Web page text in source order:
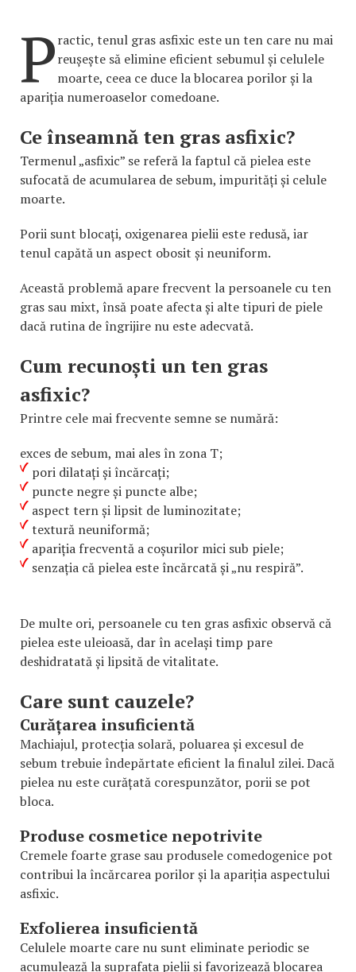
Practic, tenul gras asfixic este un ten care nu mai
reușește să elimine eficient sebumul și celulele
moarte, ceea ce duce la blocarea porilor și la
apariția numeroaselor comedoane.
Ce înseamnă ten gras asfixic?
Termenul „asfixic” se referă la faptul că pielea este
sufocată de acumularea de sebum, impurități și celule
moarte.
Porii sunt blocați, oxigenarea pielii este redusă, iar
tenul capătă un aspect obosit și neuniform.
Această problemă apare frecvent la persoanele cu ten
gras sau mixt, însă poate afecta și alte tipuri de piele
dacă rutina de îngrijire nu este adecvată.
Cum recunoști un ten gras
asfixic?
Printre cele mai frecvente semne se numără:
exces de sebum, mai ales în zona T;
pori dilatați și încărcați;
puncte negre și puncte albe;
aspect tern și lipsit de luminozitate;
textură neuniformă;
apariția frecventă a coșurilor mici sub piele;
senzația că pielea este încărcată și „nu respiră”.
De multe ori, persoanele cu ten gras asfixic observă că
pielea este uleioasă, dar în același timp pare
deshidratată și lipsită de vitalitate.
Care sunt cauzele?
Curățarea insuficientă
Machiajul, protecția solară, poluarea și excesul de
sebum trebuie îndepărtate eficient la finalul zilei. Dacă
pielea nu este curățată corespunzător, porii se pot
bloca.
Produse cosmetice nepotrivite
Cremele foarte grase sau produsele comedogenice pot
contribui la încărcarea porilor și la apariția aspectului
asfixic.
Exfolierea insuficientă
Celulele moarte care nu sunt eliminate periodic se
acumulează la suprafața pielii și favorizează blocarea